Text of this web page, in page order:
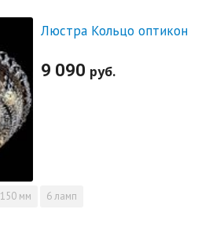
Люстра Кольцо оптикон
9 090 руб.
150 мм 6 ламп